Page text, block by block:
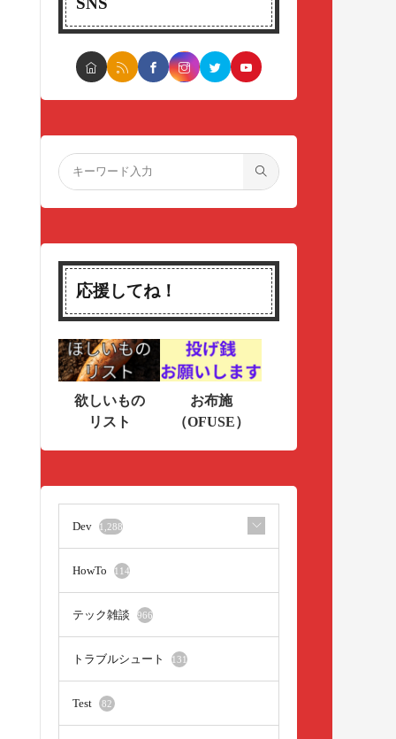
応援してね！
欲しいもの
リスト
お布施
（OFUSE）
Dev 1,288
HowTo 114
テック雑談 966
トラブルシュート 131
Test 82